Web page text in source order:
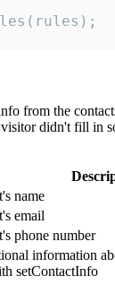
from the
didn't fill in
name
email
phone number
information
setContactInfo